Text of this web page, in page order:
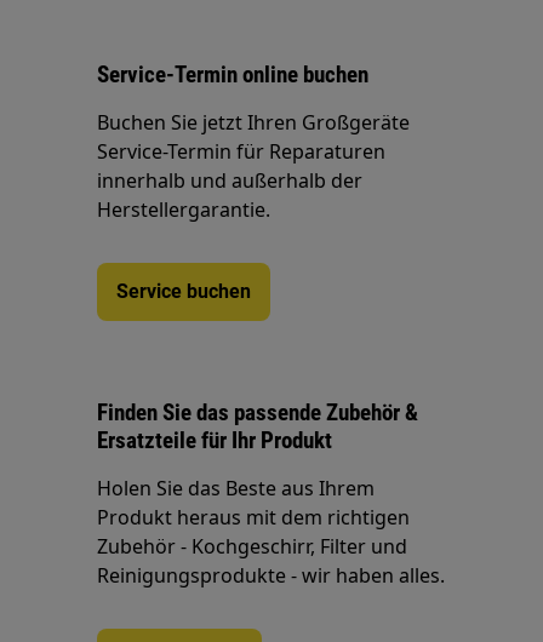
Service-Termin online buchen
Buchen Sie jetzt Ihren Großgeräte
Service-Termin für Reparaturen
innerhalb und außerhalb der
Herstellergarantie.
Service buchen
Finden Sie das passende Zubehör &
Ersatzteile für Ihr Produkt
Holen Sie das Beste aus Ihrem
Produkt heraus mit dem richtigen
Zubehör - Kochgeschirr, Filter und
Reinigungsprodukte - wir haben alles.